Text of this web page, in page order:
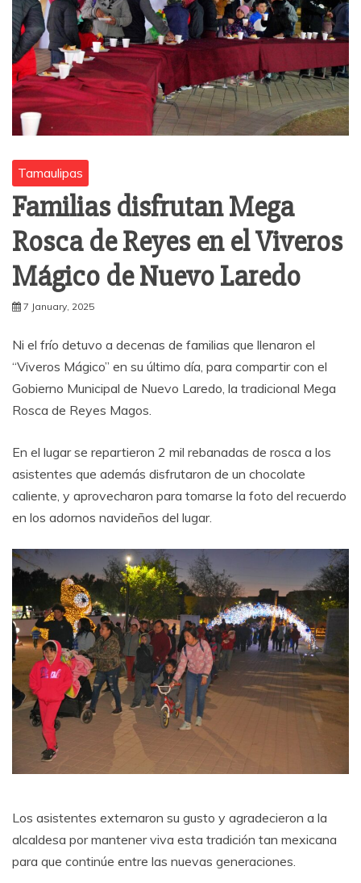
Tamaulipas
Familias disfrutan Mega
Rosca de Reyes en el Viveros
Mágico de Nuevo Laredo
7 January, 2025
Ni el frío detuvo a decenas de familias que llenaron el
“Viveros Mágico” en su último día, para compartir con el
Gobierno Municipal de Nuevo Laredo, la tradicional Mega
Rosca de Reyes Magos.
En el lugar se repartieron 2 mil rebanadas de rosca a los
asistentes que además disfrutaron de un chocolate
caliente, y aprovecharon para tomarse la foto del recuerdo
en los adornos navideños del lugar.
Los asistentes externaron su gusto y agradecieron a la
alcaldesa por mantener viva esta tradición tan mexicana
para que continúe entre las nuevas generaciones.